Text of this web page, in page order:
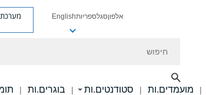
אלפוןסגלספריותEnglish מערכת
| מועמדים.ות | סטודנטים.ות | בוגרים.ות |